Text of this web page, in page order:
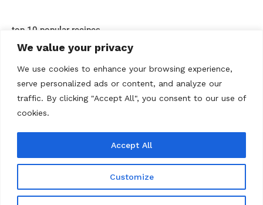
We value your privacy
We use cookies to enhance your browsing experience,
serve personalized ads or content, and analyze our
traffic. By clicking "Accept All", you consent to our use of
cookies.
Customize
Accept All
top 10 popular recipes
Kontakt
Privacy policy Terms Of Use Über uns
@2020 - All Right Reserved. Rezepte Home